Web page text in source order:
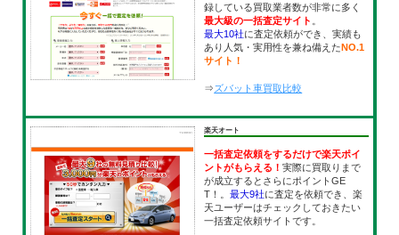
録している買取業者数が非常に多く
最大級の一括査定サイト
最大10社に査定依頼ができ、実績も
あり人気・実用性を兼ね備えたNO.1
サイト！
⇒ズバット車買取比較
楽天オート
一括査定依頼をするだけで楽天ポイ
ントがもらえる！実際に買取りまで
が成立するとさらにポイントGE
T！。最大9社に査定を依頼でき、楽
天ユーザーはチェックしておきたい
一括査定依頼サイトです。